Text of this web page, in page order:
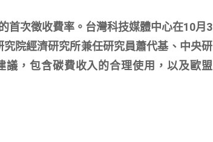
首次徵收費率。台灣科技媒體中心在10月3
院經濟研究所兼任研究員蕭代基、中央研
，包含碳費收入的合理使用，以及歐盟